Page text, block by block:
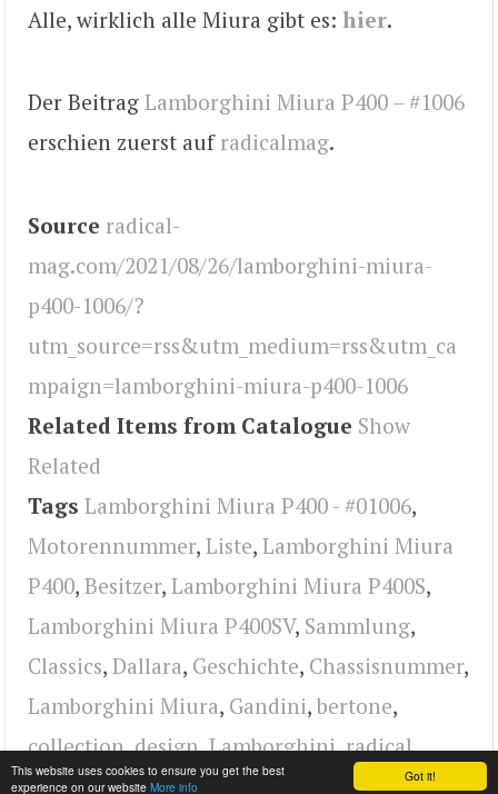
Got it!
This website uses cookies to ensure you get the best
experience on our website More info
Alle, wirklich alle Miura gibt es: hier.
Der Beitrag Lamborghini Miura P400 – #1006
erschien zuerst auf radicalmag.
Source radical-
mag.com/2021/08/26/lamborghini-miura-
p400-1006/?
utm_source=rss&utm_medium=rss&utm_ca
mpaign=lamborghini-miura-p400-1006
Related Items from Catalogue Show
Related
Tags Lamborghini Miura P400 - #01006,
Motorennummer, Liste, Lamborghini Miura
P400, Besitzer, Lamborghini Miura P400S,
Lamborghini Miura P400SV, Sammlung,
Classics, Dallara, Geschichte, Chassisnummer,
Lamborghini Miura, Gandini, bertone,
collection,design,Lamborghini,radical